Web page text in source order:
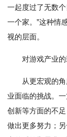
一起度过了无数
一个家。”这种情
视的层面。
对游戏产业
从更宏观的
业面临的挑战。
创新等方面的不
做出更多努力；